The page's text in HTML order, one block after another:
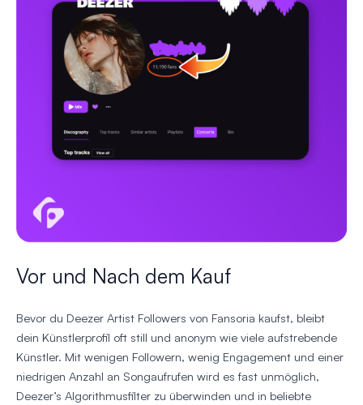
Vor und Nach dem Kauf
Bevor du Deezer Artist Followers von Fansoria kaufst, bleibt
dein Künstlerprofil oft still und anonym wie viele aufstrebende
Künstler. Mit wenigen Followern, wenig Engagement und einer
niedrigen Anzahl an Songaufrufen wird es fast unmöglich,
Deezer’s Algorithmusfilter zu überwinden und in beliebte